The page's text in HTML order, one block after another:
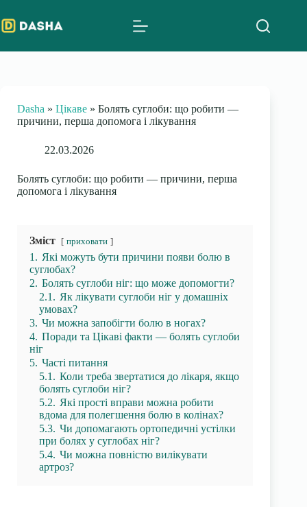
to
content
Dasha » Цікаве » Болять суглоби: що робити —
причини, перша допомога і лікування
22.03.2026
Болять суглоби: що робити — причини, перша
допомога і лікування
Зміст приховати
1. Які можуть бути причини появи болю в
суглобах?
2. Болять суглоби ніг: що може допомогти?
2.1. Як лікувати суглоби ніг у домашніх
умовах?
3. Чи можна запобігти болю в ногах?
4. Поради та Цікаві факти — болять суглоби
ніг
5. Часті питання
5.1. Коли треба звертатися до лікаря, якщо
болять суглоби ніг?
5.2. Які прості вправи можна робити
вдома для полегшення болю в колінах?
5.3. Чи допомагають ортопедичні устілки
при болях у суглобах ніг?
5.4. Чи можна повністю вилікувати
артроз?